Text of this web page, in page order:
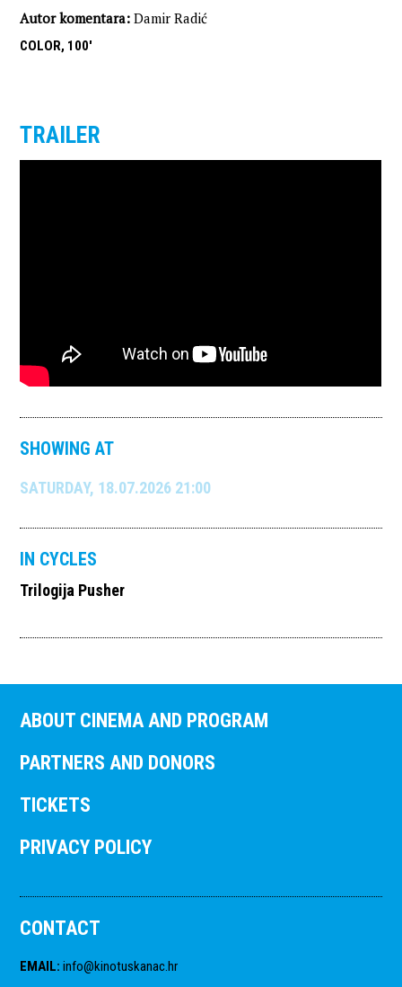
Autor komentara: Damir Radić
COLOR, 100'
TRAILER
SHOWING AT
SATURDAY, 18.07.2026 21:00
IN CYCLES
Trilogija Pusher
ABOUT CINEMA AND PROGRAM
PARTNERS AND DONORS
TICKETS
PRIVACY POLICY
CONTACT
EMAIL: info@kinotuskanac.hr